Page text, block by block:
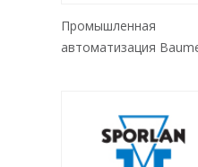
Промышленная
автоматизация